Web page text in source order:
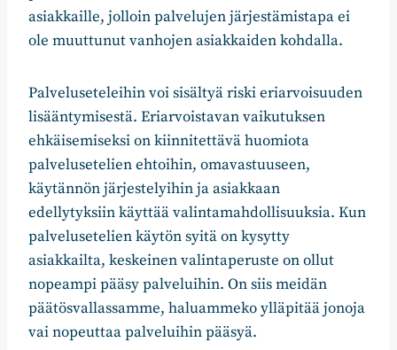
asiakkaille, jolloin palvelujen järjestämistapa ei
ole muuttunut vanhojen asiakkaiden kohdalla.
Palveluseteleihin voi sisältyä riski eriarvoisuuden
lisääntymisestä. Eriarvoistavan vaikutuksen
ehkäisemiseksi on kiinnitettävä huomiota
palvelusetelien ehtoihin, omavastuuseen,
käytännön järjestelyihin ja asiakkaan
edellytyksiin käyttää valintamahdollisuuksia. Kun
palvelusetelien käytön syitä on kysytty
asiakkailta, keskeinen valintaperuste on ollut
nopeampi pääsy palveluihin. On siis meidän
päätösvallassamme, haluammeko ylläpitää jonoja
vai nopeuttaa palveluihin pääsyä.